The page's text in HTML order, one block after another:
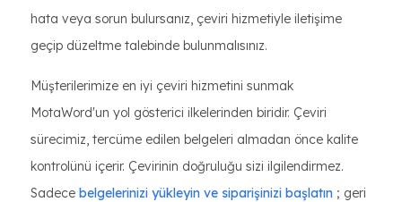
hata veya sorun bulursanız, çeviri hizmetiyle iletişime
geçip düzeltme talebinde bulunmalısınız.
Müşterilerimize en iyi çeviri hizmetini sunmak
MotaWord'un yol gösterici ilkelerinden biridir. Çeviri
sürecimiz, tercüme edilen belgeleri almadan önce kalite
kontrolünü içerir. Çevirinin doğruluğu sizi ilgilendirmez.
Sadece belgelerinizi yükleyin ve siparişinizi başlatın ; geri